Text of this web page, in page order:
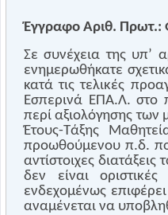
Έγγραφο Αριθ.
Σε συνέχεια της υπ’
ενημερωθήκατε
κατά τις τελικές
Εσπερινά ΕΠΑ.Λ. στο
περί αξιολόγησης
Έτους-Τάξης
προωθούμενου π.δ.
αντίστοιχες
δεν είναι
ενδεχομένως
αναμένεται να